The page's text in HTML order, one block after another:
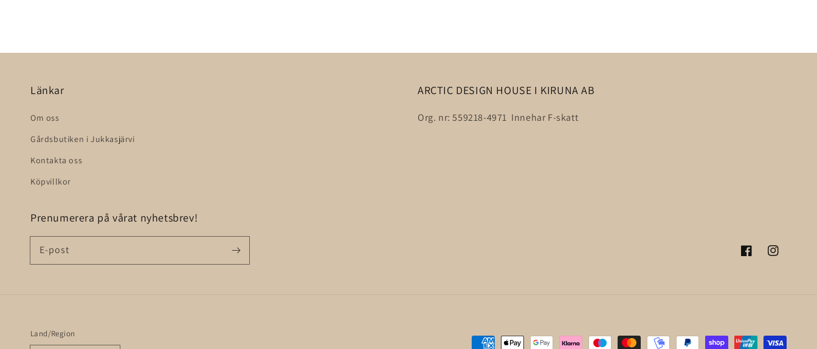
Länkar
Om oss
Gårdsbutiken i Jukkasjärvi
Kontakta oss
Köpvillkor
ARCTIC DESIGN HOUSE I KIRUNA AB
Org. nr: 559218-4971 Innehar F-skatt
Prenumerera på vårat nyhetsbrev!
E-post
FacebookInstagram
Land/Region
Betalningsmetoder